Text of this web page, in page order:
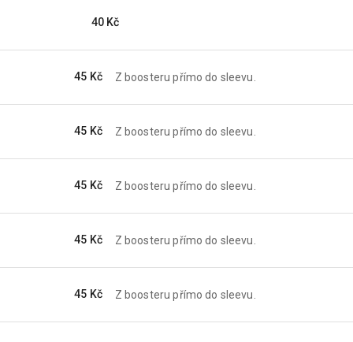
40 Kč
45 Kč Z boosteru přímo do sleevu.
45 Kč Z boosteru přímo do sleevu.
45 Kč Z boosteru přímo do sleevu.
45 Kč Z boosteru přímo do sleevu.
45 Kč Z boosteru přímo do sleevu.